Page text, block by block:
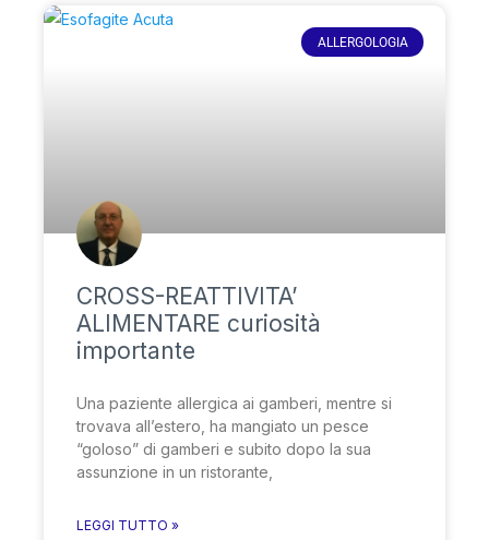
ALLERGOLOGIA
CROSS-REATTIVITA’
ALIMENTARE curiosità
importante
Una paziente allergica ai gamberi, mentre si
trovava all’estero, ha mangiato un pesce
“goloso” di gamberi e subito dopo la sua
assunzione in un ristorante,
LEGGI TUTTO »